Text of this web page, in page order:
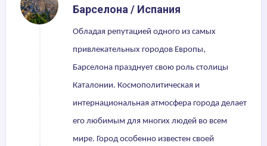
Барселона / Испания
Обладая репутацией одного из самых
привлекательных городов Европы,
Барселона празднует свою роль столицы
Каталонии. Космополитическая и
интернациональная атмосфера города делает
его любимым для многих людей во всем
мире. Город особенно известен своей